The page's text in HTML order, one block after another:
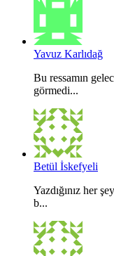
Yavuz Karlıdağ
Bu ressamın
görmedi...
Betül İskefyeli
Yazdığınız her
b...